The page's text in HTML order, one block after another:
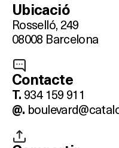
Ubicació
Rosselló, 249
08008 Barcelona
Contacte
T. 934 159 911
@.